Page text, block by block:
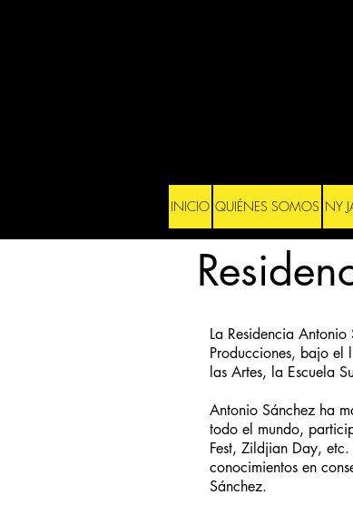
INICIO QUIÉNES SOMOS NY
La Residencia
Producciones, bajo
las Artes, la Escuela
Antonio Sánchez ha
todo el mundo,
Fest, Zildjian Day,
conocimientos en
Sánchez.